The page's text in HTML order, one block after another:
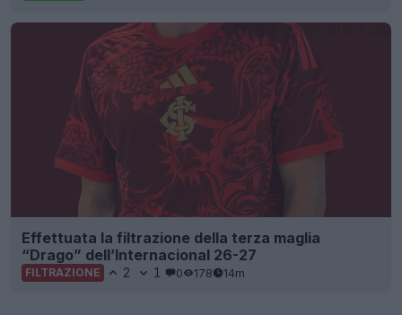
Effettuata la filtrazione della terza maglia
“Drago” dell’Internacional 26-27
FILTRAZIONE 2 1 0 178 14m